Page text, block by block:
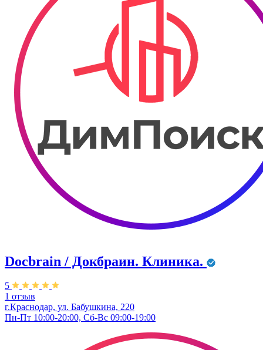
Docbrain / Докбраин. Клиника.
5
1 отзыв
г.Краснодар, ул. Бабушкина, 220
Пн-Пт 10:00-20:00, Сб-Вс 09:00-19:00